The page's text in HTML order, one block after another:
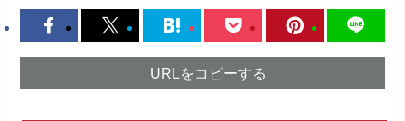
URLをコピーする